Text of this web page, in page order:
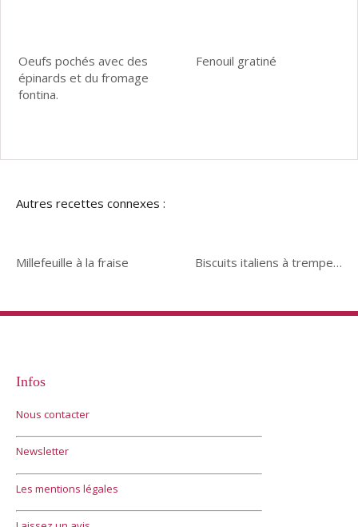
Oeufs pochés avec des
épinards et du fromage
fontina.
Fenouil gratiné
Autres recettes connexes :
Millefeuille à la fraise Biscuits italiens à tremper dans le lait
Infos
Nous contacter
Newsletter
Les mentions légales